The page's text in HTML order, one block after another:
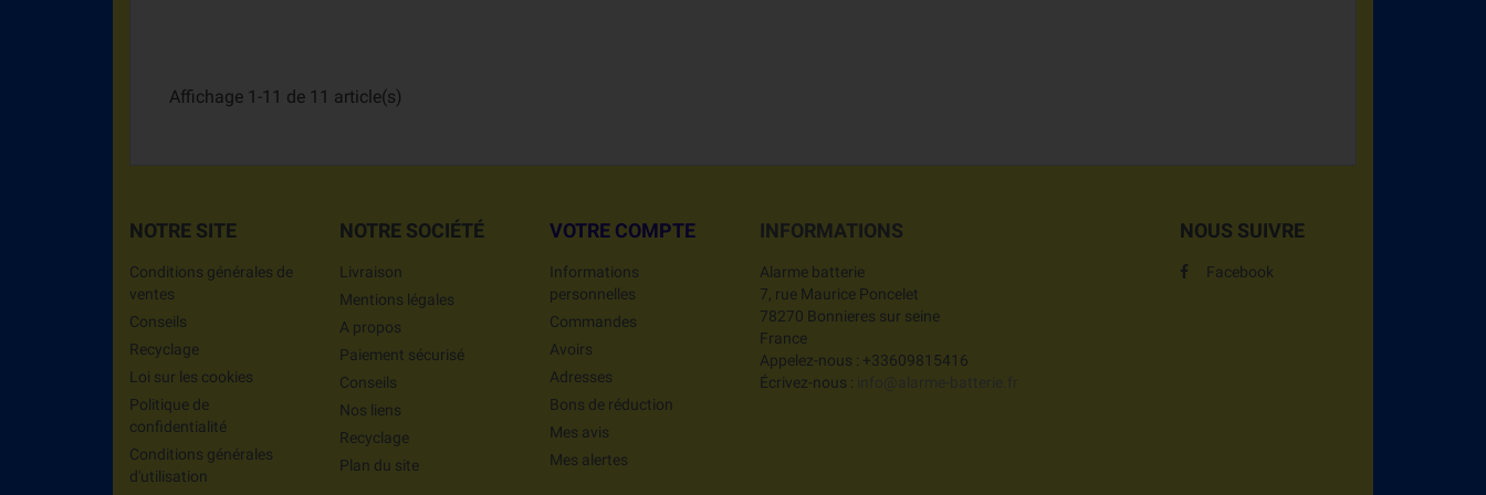
Affichage 1-11 de 11 article(s)
NOTRE SITE
Conditions générales de
ventes
Conseils
Recyclage
Loi sur les cookies
Politique de
confidentialité
Conditions générales
d'utilisation
NOTRE SOCIÉTÉ
Livraison
Mentions légales
A propos
Paiement sécurisé
Conseils
Nos liens
Recyclage
Plan du site
VOTRE COMPTE
Informations
personnelles
Commandes
Avoirs
Adresses
Bons de réduction
Mes avis
Mes alertes
INFORMATIONS
Alarme batterie
7, rue Maurice Poncelet
78270 Bonnieres sur seine
France
Appelez-nous : +33609815416
Écrivez-nous :
NOUS SUIVRE
Facebook